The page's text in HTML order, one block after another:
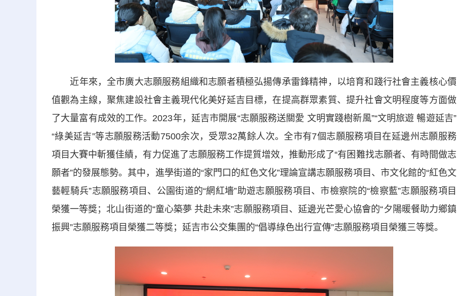
近年來，全市廣大志願服務組織和志願者積極弘揚傳承雷鋒精神，以培育和踐行社會主義核心價
值觀為主線，聚焦建設社會主義現代化美好延吉目標，在提高群眾素質、提升社會文明程度等方面做
了大量富有成效的工作。2023年，延吉市開展“志願服務送關愛 文明實踐樹新風”“文明旅遊 暢遊延吉”
“綠美延吉”等志願服務活動7500余次，受眾32萬餘人次。全市有7個志願服務項目在延邊州志願服務
項目大賽中斬獲佳績，有力促進了志願服務工作提質增效，推動形成了“有困難找志願者、有時間做志
願者”的發展態勢。其中，進學街道的“家門口的紅色文化”理論宣講志願服務項目、市文化館的“紅色文
藝輕騎兵”志願服務項目、公園街道的“網紅墻”助遊志願服務項目、市檢察院的“檢察藍”志願服務項目
榮獲一等獎；北山街道的“童心築夢 共赴未來”志願服務項目、延邊光芒愛心協會的“夕陽暖餐助力鄉鎮
振興”志願服務項目榮獲二等獎；延吉市公交集團的“倡導綠色出行宣傳”志願服務項目榮獲三等獎。